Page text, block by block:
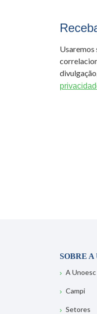
Usaremos
SOBRE A
A Unoesc
Campi
Setores